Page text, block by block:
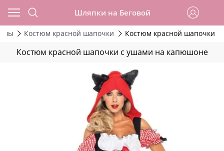
Шляпки на Беговой
Костюм красной шапочки Костюм красной шапочки
Костюм красной шапочки с ушами на капюшоне